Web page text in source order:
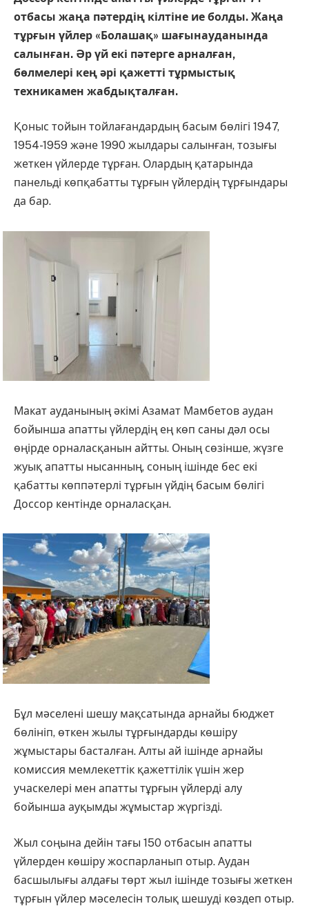
отбасы жаңа пәтердің кілтіне ие болды. Жаңа
тұрғын үйлер «Болашақ» шағынауданында
салынған. Әр үй екі пәтерге арналған,
бөлмелері кең әрі қажетті тұрмыстық
техникамен жабдықталған.
Қоныс тойын тойлағандардың басым бөлігі 1947,
1954-1959 және 1990 жылдары салынған, тозығы
жеткен үйлерде тұрған. Олардың қатарында
панельді көпқабатты тұрғын үйлердің тұрғындары
да бар.
Макат ауданының әкімі Азамат Мамбетов аудан
бойынша апатты үйлердің ең көп саны дәл осы
өңірде орналасқанын айтты. Оның сөзінше, жүзге
жуық апатты нысанның, соның ішінде бес екі
қабатты көппәтерлі тұрғын үйдің басым бөлігі
Доссор кентінде орналасқан.
Бұл мәселені шешу мақсатында арнайы бюджет
бөлініп, өткен жылы тұрғындарды көшіру
жұмыстары басталған. Алты ай ішінде арнайы
комиссия мемлекеттік қажеттілік үшін жер
учаскелері мен апатты тұрғын үйлерді алу
бойынша ауқымды жұмыстар жүргізді.
Жыл соңына дейін тағы 150 отбасын апатты
үйлерден көшіру жоспарланып отыр. Аудан
басшылығы алдағы төрт жыл ішінде тозығы жеткен
тұрғын үйлер мәселесін толық шешуді көздеп отыр.